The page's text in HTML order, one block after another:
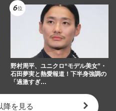
野村周平、ユニクロ“モデル美女”・
石田夢実と熱愛報道！下半身強調の
「過激すぎ…
降を見る